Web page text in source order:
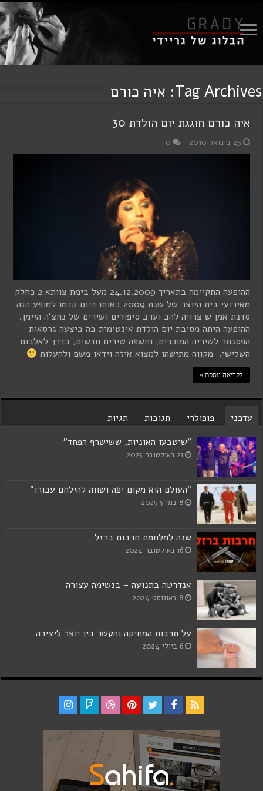
Tag Archives: איה כורם
איה כורם חוגגת יום הולדת 30
25 בינואר 2010 0
ההופעה התקיימה בתאריך 24.12.2009 מעל בימת צוותא 2 כחלק
מאירועי בית היוצר של שנת 2009 באותו היום קדמו למופע הזה
סדנת אמן ש צרויה להב וערב סיפורים ושירים של נחצ'ה היימן.
ההופעה היתה מסיבת יום הולדת אינטימית בה ביצעה גרסאות
הפסנתר לשיריה המוכרים, וחשפה שירים חדשים, בדרך לאלבום
השלישי. מקווה מתישהו למצוא איזה וידאו משם ולהעלות
לקריאה נוספת »
עדכני פופולרי תגובות
תגיות
"שיטבעו האוניות, ששישרף הפחד"
21 באוקטובר 2025
"העולם הוא מקום יפה ושווה להילחם עבורו"
8 במרץ 2025
שנה למלחמת חרבות ברזל
16 באוקטובר 2024
אנדרטה בתנועה – בנשימה עצורה
8 באוגוסט 2024
על תרבות המחיקה והקשר בין יוצר ליצירה
6 ביולי 2024